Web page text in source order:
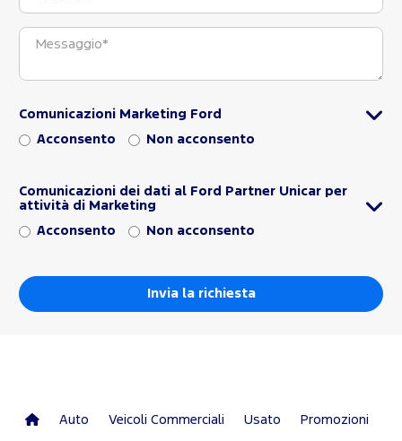
Comunicazioni Marketing Ford
Acconsento Non acconsento
Comunicazioni dei dati al Ford Partner Unicar per
attività di Marketing
Acconsento Non acconsento
Auto Veicoli Commerciali Usato Promozioni